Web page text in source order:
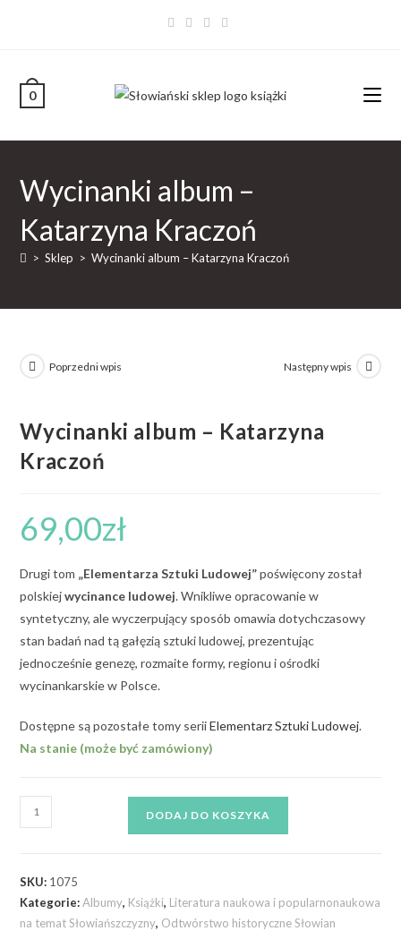
0
Wycinanki album –
Katarzyna Kraczoń
> Sklep > Wycinanki album – Katarzyna Kraczoń
Poprzedni wpis Następny wpis
Wycinanki album – Katarzyna
Kraczoń
69,00zł
Drugi tom „Elementarza Sztuki Ludowej”poświęcony został
polskiejwycinance ludowej. Wnikliwe opracowanie w
syntetyczny, ale wyczerpujący sposób omawia dotychczasowy
stan badań nad tą gałęzią sztuki ludowej, prezentując
jednocześnie genezę, rozmaite formy, regionu i ośrodki
wycinankarskie w Polsce.
Dostępne są pozostałe tomy seriiElementarz Sztuki Ludowej.
Na stanie (może być zamówiony)
DODAJ DO KOSZYKA
SKU: 1075
Kategorie:Albumy, Książki, Literatura naukowa i popularnonaukowa
na temat Słowiańszczyzny, Odtwórstwo historyczne Słowian